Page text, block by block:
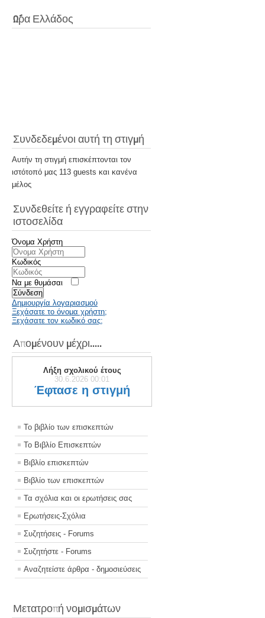
Ώρα Ελλάδος
Συνδεδεμένοι αυτή τη στιγμή
Αυτήν τη στιγμή επισκέπτονται τον
ιστότοπό μας 113 guests και κανένα
μέλος
Συνδεθείτε ή εγγραφείτε στην
ιστοσελίδα
Όνομα Χρήστη
Κωδικός
Να με θυμάσαι
Σύνδεση
Δημιουργία λογαριασμού
Ξεχάσατε το όνομα χρήστη;
Ξεχάσατε τον κωδικό σας;
Απομένουν μέχρι.....
Λήξη σχολικού έτους
30.6.2026 00:01
Έφτασε η στιγμή
Το βιβλίο των επισκεπτών
Το Βιβλίο Επισκεπτών
Βιβλίο επισκεπτών
Βιβλίο των επισκεπτών
Τα σχόλια και οι ερωτήσεις σας
Ερωτήσεις-Σχόλια
Συζητήσεις - Forums
Συζητήστε - Forums
Αναζητείστε άρθρα - δημοσιεύσεις
Μετατροπή νομισμάτων